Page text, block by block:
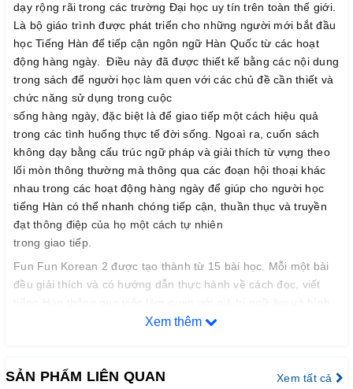
dạy rộng rãi trong các trường Đại học uy tín trên toàn thế giới.
Là bộ giáo trình được phát triển cho những người mới bắt đầu
học Tiếng Hàn để tiếp cận ngôn ngữ Hàn Quốc từ các hoạt
động hàng ngày. Điều này đã được thiết kế bằng các nội dung
trong sách để người học làm quen với các chủ đề cần thiết và
chức năng sử dụng trong cuộc
sống hàng ngày, đặc biệt là để giao tiếp một cách hiệu quả
trong các tình huống thực tế đời sống. Ngoaì ra, cuốn sách
không dạy bằng cấu trúc ngữ pháp và giải thích từ vựng theo
lối mòn thông thường mà thông qua các đoạn hội thoại khác
nhau trong các hoạt động hàng ngày để giúp cho người học
tiếng Hàn có thể nhanh chóng tiếp cận, thuần thục và truyền
đạt thông điệp của họ một cách tự nhiên
trong giao tiếp.
Fun Fun Korean 2 được tạo thành từ 15 bài học. Mỗi một bài
đều giải thích và có hướng dẫn thực hành về cách đọc, viết
tiếng Hàn thông qua việc làm quen với giá trị ngữ âm và hình
dạng chữ cái Hàn Quốc . Phần còn lại của cuốn sách bao gồm
II. CAM KẾT
Xem thêm
SẢN PHẨM LIÊN QUAN Xem tất cả